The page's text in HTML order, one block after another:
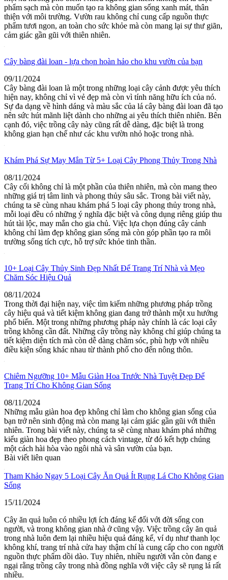
phẩm sạch mà còn muốn tạo ra không gian sống xanh mát, thân
thiện với môi trường. Vườn rau không chỉ cung cấp nguồn thực
phẩm tươi ngon, an toàn cho sức khỏe mà còn mang lại sự thư giãn,
cảm giác gần gũi với thiên nhiên.
Cây bàng đài loan - lựa chọn hoàn hảo cho khu vườn của bạn
09/11/2024
Cây bàng đài loan là một trong những loại cây cảnh được yêu thích
hiện nay, không chỉ vì vẻ đẹp mà còn vì tính năng hữu ích của nó.
Sự đa dạng về hình dáng và màu sắc của lá cây bàng đài loan đã tạo
nên sức hút mãnh liệt dành cho những ai yêu thích thiên nhiên. Bên
cạnh đó, việc trồng cây này cũng rất dễ dàng, đặc biệt là trong
không gian hạn chế như các khu vườn nhỏ hoặc trong nhà.
Khám Phá Sự May Mắn Từ 5+ Loại Cây Phong Thủy Trong Nhà
08/11/2024
Cây cối không chỉ là một phần của thiên nhiên, mà còn mang theo
những giá trị tâm linh và phong thủy sâu sắc. Trong bài viết này,
chúng ta sẽ cùng nhau khám phá 5 loại cây phong thủy trong nhà,
mỗi loại đều có những ý nghĩa đặc biệt và công dụng riêng giúp thu
hút tài lộc, may mắn cho gia chủ. Việc lựa chọn đúng cây cảnh
không chỉ làm đẹp không gian sống mà còn góp phần tạo ra môi
trường sống tích cực, hỗ trợ sức khỏe tinh thần.
10+ Loại Cây Thủy Sinh Đẹp Nhất Để Trang Trí Nhà và Mẹo
Chăm Sóc Hiệu Quả
08/11/2024
Trong thời đại hiện nay, việc tìm kiếm những phương pháp trồng
cây hiệu quả và tiết kiệm không gian đang trở thành một xu hướng
phổ biến. Một trong những phương pháp này chính là các loại cây
trồng không cần đất. Những cây trồng này không chỉ giúp chúng ta
tiết kiệm diện tích mà còn dễ dàng chăm sóc, phù hợp với nhiều
điều kiện sống khác nhau từ thành phố cho đến nông thôn.
Chiêm Ngưỡng 10+ Mẫu Giàn Hoa Trước Nhà Tuyệt Đẹp Để
Trang Trí Cho Không Gian Sống
08/11/2024
Những mẫu giàn hoa đẹp không chỉ làm cho không gian sống của
bạn trở nên sinh động mà còn mang lại cảm giác gần gũi với thiên
nhiên. Trong bài viết này, chúng ta sẽ cùng nhau khám phá những
kiểu giàn hoa đẹp theo phong cách vintage, từ đó kết hợp chúng
một cách hài hòa vào ngôi nhà và sân vườn của bạn.
Bài viết liên quan
Tham Khảo Ngay 5 Loại Cây Ăn Quả Ít Rụng Lá Cho Không Gian
Sống
15/11/2024
Cây ăn quả luôn có nhiều lợi ích đáng kể đối với đời sống con
người, và trong không gian nhà ở cũng vậy. Việc trồng cây ăn quả
trong nhà luôn đem lại nhiều hiệu quả đáng kể, ví dụ như thanh lọc
không khí, trang trí nhà cửa hay thậm chí là cung cấp cho con người
nguồn thực phẩm dồi dào. Tuy nhiên, nhiều người vẫn còn đang e
ngại rằng trồng cây trong nhà đồng nghĩa với việc cây sẽ rụng lá rất
nhiều.